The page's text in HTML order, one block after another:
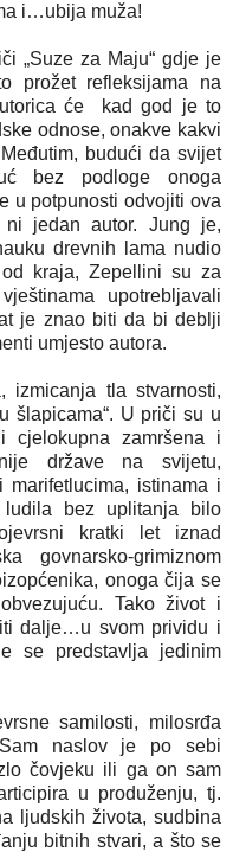
i…ubija muža!
„Suze za Maju“ gdje je
prožet refleksijama na
će kad god je to
odnose, onakve kakvi
budući da svijet
bez podloge onoga
u potpunosti odvojiti ova
jedan autor. Jung je,
drevnih lama nudio
kraja, Zepellini su za
upotrebljavali
je znao biti da bi deblji
umjesto autora.
izmicanja tla stvarnosti,
šlapicama“. U priči su u
zamršena i
države na svijetu,
istinama i
ludila bez uplitanja bilo
kratki let iznad
govnarsko-grimiznom
onoga čija se
Tako život i
dalje…u svom prividu i
se predstavlja jedinim
samilosti, milosrđa
naslov je po sebi
čovjeku ili ga on sam
u produženju, tj.
ljudskih života, sudbina
bitnih stvari, a što se